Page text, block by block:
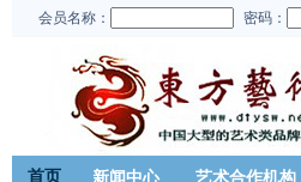
会员名称： 密码：
首页 新闻中心 艺术合作机构